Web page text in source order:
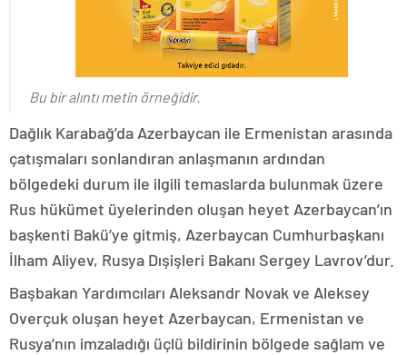
Bu bir alıntı metin örneğidir.
Dağlık Karabağ’da Azerbaycan ile Ermenistan arasında
çatışmaları sonlandıran anlaşmanın ardından
bölgedeki durum ile ilgili temaslarda bulunmak üzere
Rus hükümet üyelerinden oluşan heyet Azerbaycan’ın
başkenti Bakü’ye gitmiş, Azerbaycan Cumhurbaşkanı
İlham Aliyev, Rusya Dışişleri Bakanı Sergey Lavrov’dur.
Başbakan Yardımcıları Aleksandr Novak ve Aleksey
Overçuk oluşan heyet Azerbaycan, Ermenistan ve
Rusya’nın imzaladığı üçlü bildirinin bölgede sağlam ve